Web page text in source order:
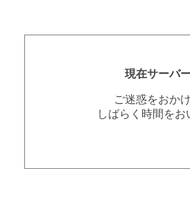
現在サーバ
ご迷惑をおか
しばらく時間を